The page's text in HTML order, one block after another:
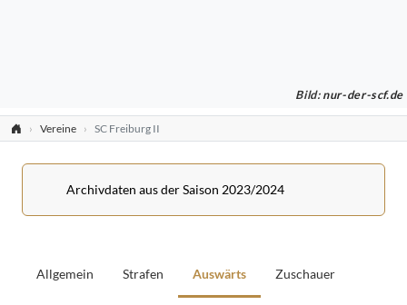
Bild: nur-der-scf.de
Vereine SC Freiburg II
Archivdaten aus der Saison 2023/2024
Allgemein Strafen Auswärts Zuschauer